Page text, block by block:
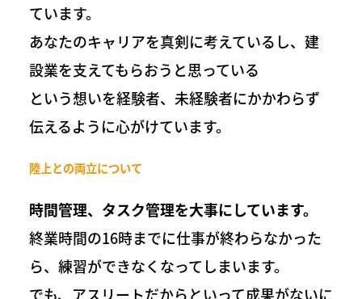
ています。
あなたのキャリアを真剣に考えているし、建
設業を支えてもらおうと思っている
という想いを経験者、未経験者にかかわらず
伝えるように心がけています。
陸上との両立について
時間管理、タスク管理を大事にしています。
終業時間の16時までに仕事が終わらなかった
ら、練習ができなくなってしまいます。
でも、アスリートだからといって成果がないに